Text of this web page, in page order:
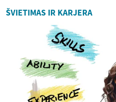
ŠVIETIMAS IR KARJERA